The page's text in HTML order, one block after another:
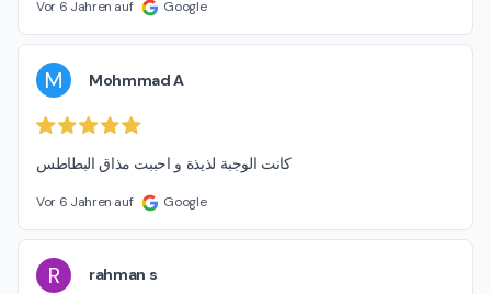
Vor 6 Jahren auf Google
M Mohmmad A
كانت الوجبة لذيذة و احببت مذاق البطاطس
Vor 6 Jahren auf Google
R rahman s